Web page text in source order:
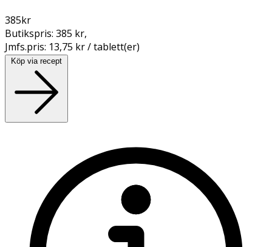
385kr
Butikspris: 385 kr,
Jmfs.pris: 13,75 kr / tablett(er)
Köp via recept